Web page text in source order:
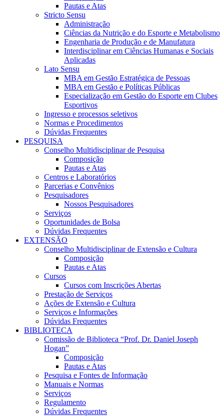
Pautas e Atas
Stricto Sensu
Administração
Ciências da Nutrição e do Esporte e Metabolismo
Engenharia de Produção e de Manufatura
Interdisciplinar em Ciências Humanas e Sociais
Aplicadas
Lato Sensu
MBA em Gestão Estratégica de Pessoas
MBA em Gestão e Políticas Públicas
Especialização em Gestão do Esporte em Clubes
Esportivos
Ingresso e processos seletivos
Normas e Procedimentos
Dúvidas Frequentes
PESQUISA
Conselho Multidisciplinar de Pesquisa
Composição
Pautas e Atas
Centros e Laboratórios
Parcerias e Convênios
Pesquisadores
Nossos Pesquisadores
Serviços
Oportunidades de Bolsa
Dúvidas Frequentes
EXTENSÃO
Conselho Multidisciplinar de Extensão e Cultura
Composição
Pautas e Atas
Cursos
Cursos com Inscrições Abertas
Prestação de Serviços
Ações de Extensão e Cultura
Serviços e Informações
Dúvidas Frequentes
BIBLIOTECA
Comissão de Biblioteca “Prof. Dr. Daniel Joseph
Hogan”
Composição
Pautas e Atas
Pesquisa e Fontes de Informação
Manuais e Normas
Serviços
Regulamento
Dúvidas Frequentes